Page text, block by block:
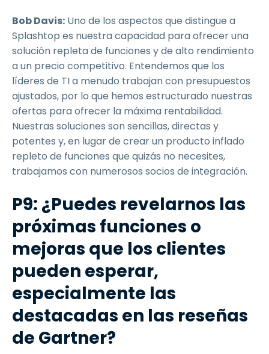
Bob Davis: Uno de los aspectos que distingue a
Splashtop es nuestra capacidad para ofrecer una
solución repleta de funciones y de alto rendimiento
a un precio competitivo. Entendemos que los
líderes de TI a menudo trabajan con presupuestos
ajustados, por lo que hemos estructurado nuestras
ofertas para ofrecer la máxima rentabilidad.
Nuestras soluciones son sencillas, directas y
potentes y, en lugar de crear un producto inflado
repleto de funciones que quizás no necesites,
trabajamos con numerosos socios de integración.
P9: ¿Puedes revelarnos las
próximas funciones o
mejoras que los clientes
pueden esperar,
especialmente las
destacadas en las reseñas
de Gartner?